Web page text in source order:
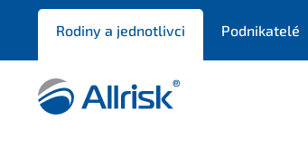
Rodiny a jednotlivci Podnikatelé